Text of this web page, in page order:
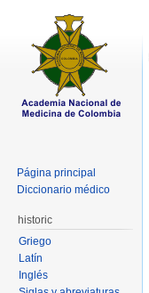
Página principal
Diccionario médico
historic
Griego
Latín
Inglés